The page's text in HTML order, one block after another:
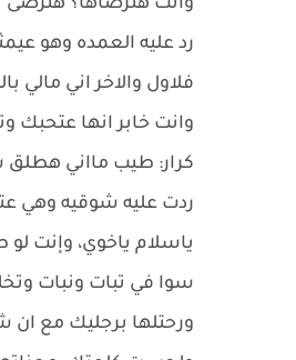
وانت هترضاها؟ هترضى
رد عليه العمده وهو
فلاول والاخر اني مالي
وانت خابر انها
كرار: طيب مااني هطلق
ردت عليه شوقيه وهي
ياسلام ياخوي، وإنت
سوا في تبات ونبات
ورحتلها برجليك مع